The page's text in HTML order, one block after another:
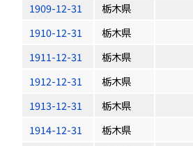
1909-12-31
栃木県
1910-12-31
栃木県
1911-12-31
栃木県
1912-12-31
栃木県
1913-12-31
栃木県
1914-12-31
栃木県